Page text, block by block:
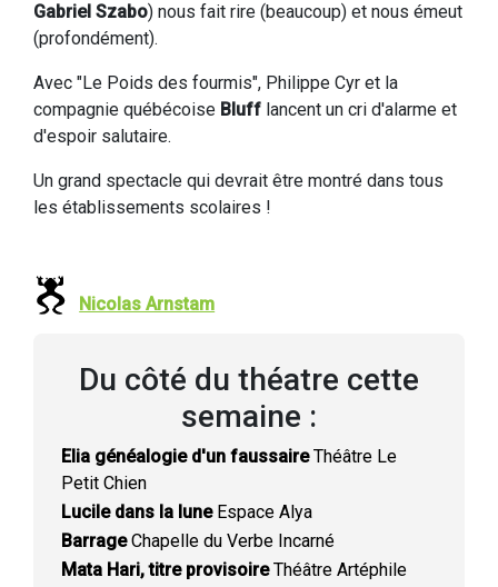
Gabriel Szabo) nous fait rire (beaucoup) et nous émeut
(profondément).
Avec "Le Poids des fourmis", Philippe Cyr et la
compagnie québécoise Bluff lancent un cri d'alarme et
d'espoir salutaire.
Un grand spectacle qui devrait être montré dans tous
les établissements scolaires !
Nicolas Arnstam
Du côté du théatre cette
semaine :
Elia généalogie d'un faussaireThéâtre Le
Petit Chien
Lucile dans la luneEspace Alya
BarrageChapelle du Verbe Incarné
Mata Hari, titre provisoireThéâtre Artéphile